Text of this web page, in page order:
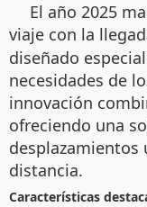
El año 2025
viaje con la
diseñado
necesidades de
innovación
ofreciendo una
desplazamientos
distancia.
Características